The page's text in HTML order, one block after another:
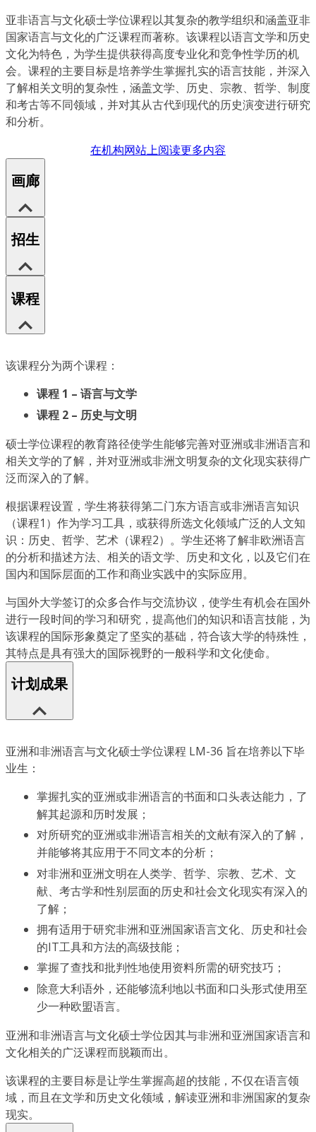
亚非语言与文化硕士学位课程以其复杂的教学组织和涵盖亚非
国家语言与文化的广泛课程而著称。该课程以语言文学和历史
文化为特色，为学生提供获得高度专业化和竞争性学历的机
会。课程的主要目标是培养学生掌握扎实的语言技能，并深入
了解相关文明的复杂性，涵盖文学、历史、宗教、哲学、制度
和考古等不同领域，并对其从古代到现代的历史演变进行研究
和分析。
在机构网站上阅读更多内容
画廊
招生
课程
该课程分为两个课程：
课程 1 – 语言与文学
课程 2 – 历史与文明
硕士学位课程的教育路径使学生能够完善对亚洲或非洲语言和
相关文学的了解，并对亚洲或非洲文明复杂的文化现实获得广
泛而深入的了解。
根据课程设置，学生将获得第二门东方语言或非洲语言知识
（课程1）作为学习工具，或获得所选文化领域广泛的人文知
识：历史、哲学、艺术（课程2）。学生还将了解非欧洲语言
的分析和描述方法、相关的语文学、历史和文化，以及它们在
国内和国际层面的工作和商业实践中的实际应用。
与国外大学签订的众多合作与交流协议，使学生有机会在国外
进行一段时间的学习和研究，提高他们的知识和语言技能，为
该课程的国际形象奠定了坚实的基础，符合该大学的特殊性，
其特点是具有强大的国际视野的一般科学和文化使命。
计划成果
亚洲和非洲语言与文化硕士学位课程 LM-36 旨在培养以下毕
业生：
掌握扎实的亚洲或非洲语言的书面和口头表达能力，了
解其起源和历时发展；
对所研究的亚洲或非洲语言相关的文献有深入的了解，
并能够将其应用于不同文本的分析；
对非洲和亚洲文明在人类学、哲学、宗教、艺术、文
献、考古学和性别层面的历史和社会文化现实有深入的
了解；
拥有适用于研究非洲和亚洲国家语言文化、历史和社会
的IT工具和方法的高级技能；
掌握了查找和批判性地使用资料所需的研究技巧；
除意大利语外，还能够流利地以书面和口头形式使用至
少一种欧盟语言。
亚洲和非洲语言与文化硕士学位因其与非洲和亚洲国家语言和
文化相关的广泛课程而脱颖而出。
该课程的主要目标是让学生掌握高超的技能，不仅在语言领
域，而且在文学和历史文化领域，解读亚洲和非洲国家的复杂
现实。